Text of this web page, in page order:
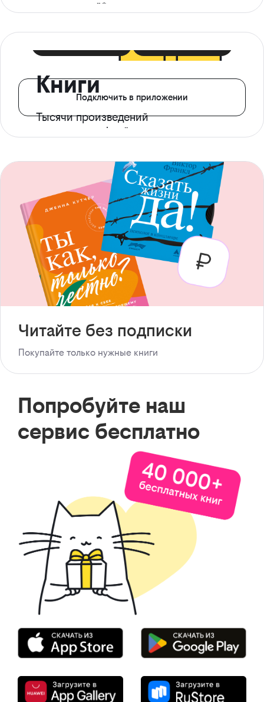
ограничений*
Книги
Тысячи произведений
с доступом офлайн
Подключить в приложении
Читайте без подписки
Покупайте только нужные книги
Попробуйте наш
сервис бесплатно